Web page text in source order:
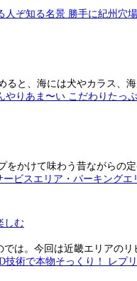
ると、海には犬やカラス、
をかけて味わう昔ながらの
しむ
は。今回は近畿エリアの